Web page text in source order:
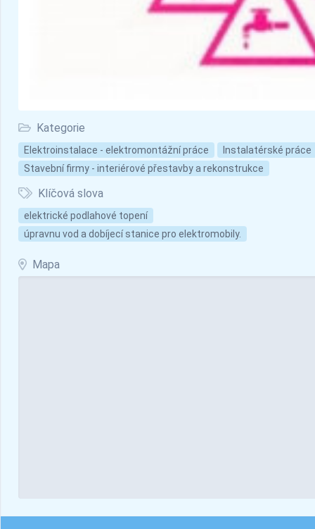
Kategorie
Elektroinstalace - elektromontážní práce
Instalatérské práce
Stavební firmy - interiérové přestavby a rekonstrukce
Klíčová slova
elektrické podlahové topení
úpravnu vod a dobíjecí stanice pro elektromobily.
Mapa